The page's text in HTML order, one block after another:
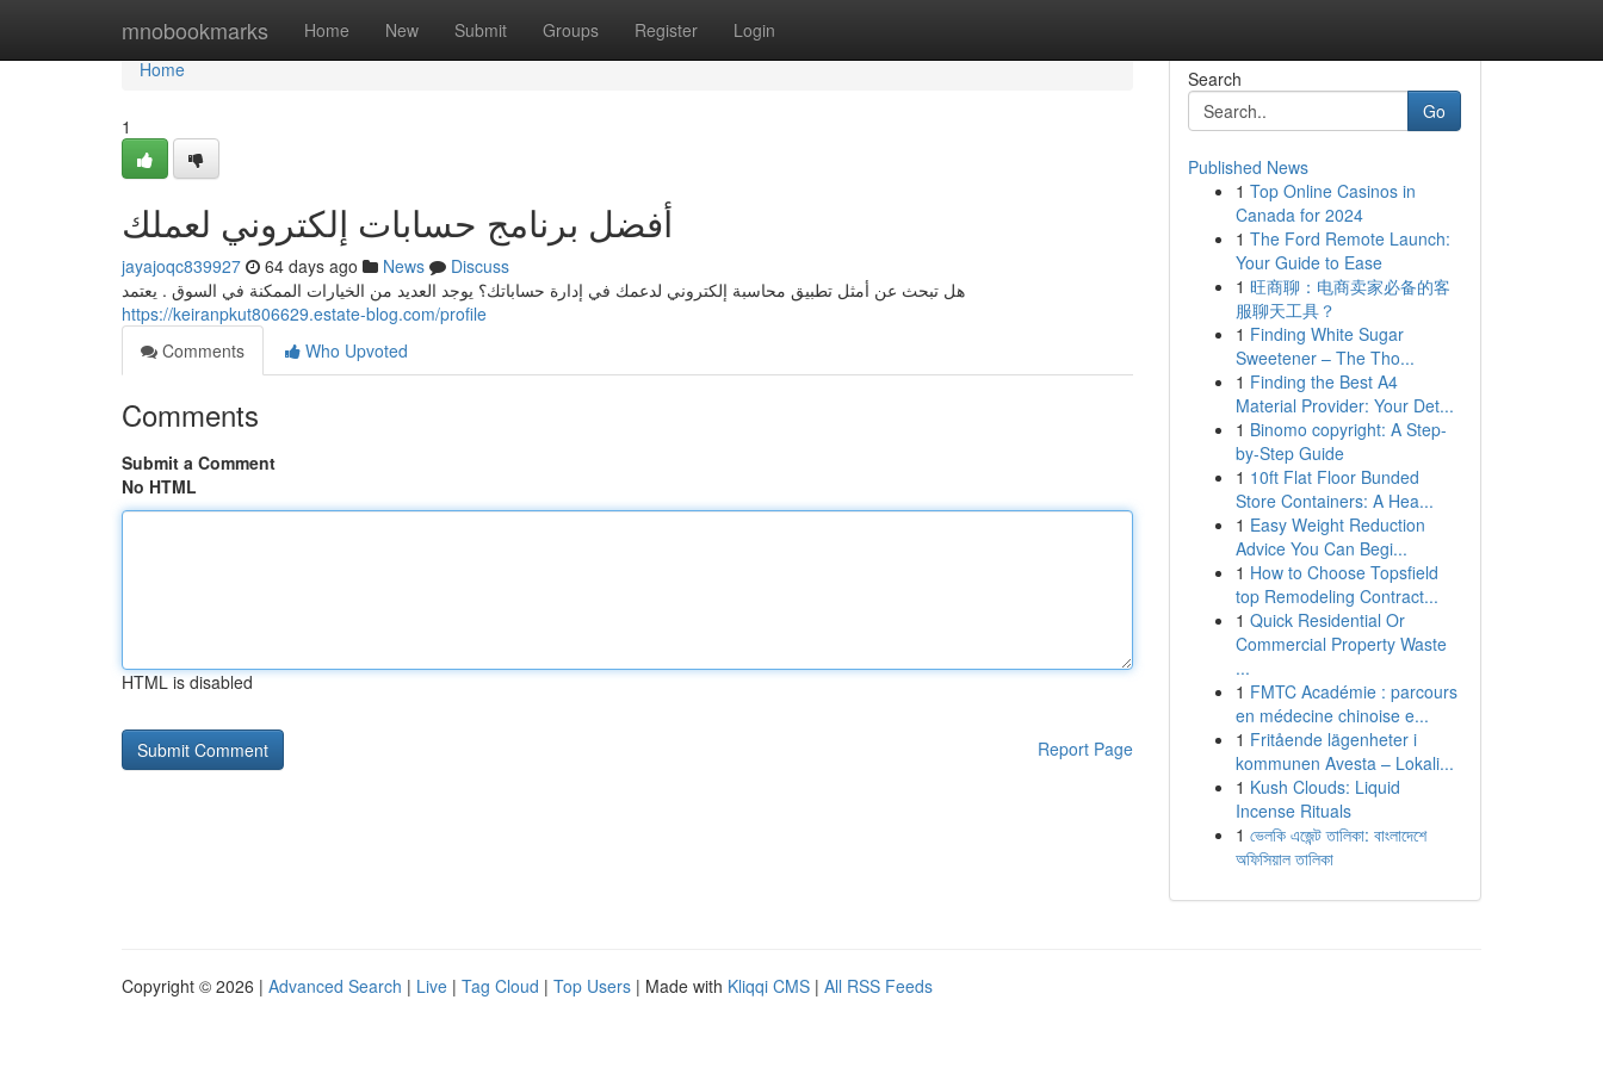
mnobookmarks Home New Submit Groups Register Login
Home
Home
1
أفضل برنامج حسابات إلكتروني لعملك
jayajoqc839927 64 days ago News
Discuss
هل تبحث عن أمثل تطبيق محاسبة إلكتروني لدعمك في إدارة حساباتك؟ يوجد العديد من الخيارات الممكنة في السوق . يعتمد
https://keiranpkut806629.estate-blog.com/profile
Comments
Who Upvoted
Comments
Submit a Comment
No HTML
HTML is disabled
Report Page
Search
Go
Published News
1 Top Online Casinos in
Canada for 2024
1 The Ford Remote Launch:
Your Guide to Ease
1 旺商聊：电商卖家必备的客
服聊天工具？
1 Finding White Sugar
Sweetener – The Tho...
1 Finding the Best A4
Material Provider: Your Det...
1 Binomo copyright: A Step-
by-Step Guide
1 10ft Flat Floor Bunded
Store Containers: A Hea...
1 Easy Weight Reduction
Advice You Can Begi...
1 How to Choose Topsfield
top Remodeling Contract...
1 Quick Residential Or
Commercial Property Waste
...
1 FMTC Académie : parcours
en médecine chinoise e...
1 Fritående lägenheter i
kommunen Avesta – Lokali...
1 Kush Clouds: Liquid
Incense Rituals
1 ভেলকি এজেন্ট তালিকা: বাংলাদেশে
অফিসিয়াল তালিকা
Copyright © 2026 | Advanced Search | Live | Tag Cloud | Top Users | Made with Kliqqi CMS | All RSS Feeds